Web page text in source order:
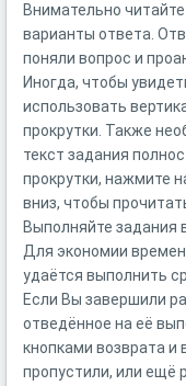
Внимательно
варианты ответа.
поняли вопрос и
Иногда, чтобы
использовать
прокрутки. Также
текст задания
прокрутки, нажмите
вниз, чтобы
Выполняйте задания
Для экономии
удаётся выполнить
Если Вы завершили
отведённое на её
кнопками возврата и
пропустили, или ещё